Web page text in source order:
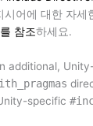
어에 대한 자세
를 참조하세요.
additional,
specific